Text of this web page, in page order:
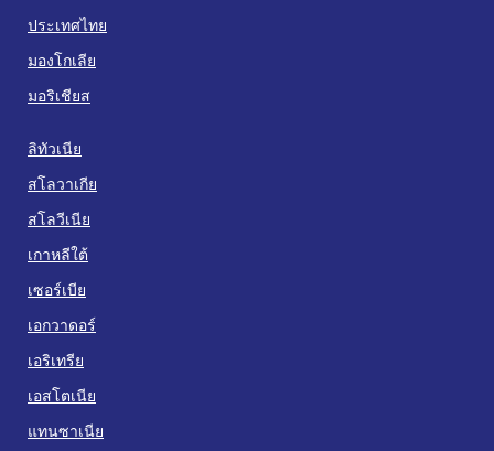
ประเทศไทย
มองโกเลีย
มอริเชียส
ลิทัวเนีย
สโลวาเกีย
สโลวีเนีย
เกาหลีใต้
เซอร์เบีย
เอกวาดอร์
เอริเทรีย
เอสโตเนีย
แทนซาเนีย